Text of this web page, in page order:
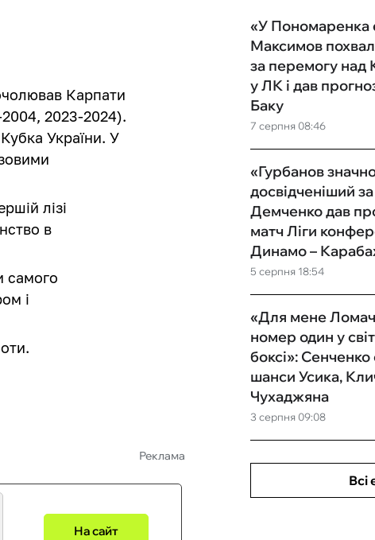
Карпати
2004, 2023-2024).
України. У
лізі
в
самого
і
Реклама
На сайт
7 серпня 08:46
«У Пономаренка
Максимов
за перемогу над
у ЛК і дав
Баку
5 серпня 18:54
«Гурбанов
досвідченіший
Демченко дав
матч Ліги
Динамо –
3 серпня 09:08
«Для мене
номер один у
боксі»: Сенченко
шанси Усика,
Чухаджяна
Всі